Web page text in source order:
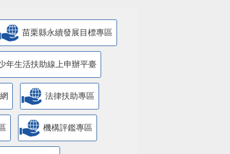
苗栗縣永續發展目標專區
年生活扶助線上申辦平臺
法律扶助專區
機構評鑑專區